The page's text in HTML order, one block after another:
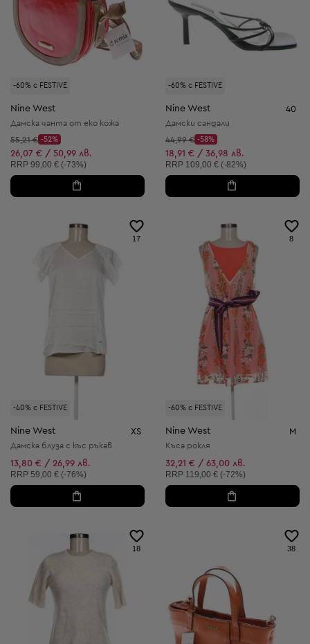
-60% с FESTIVE
Nine West
Дамска чанта от еко кожа
Начална цена:
55,21 €
Discount Price:
-52%
Намалена цена:
26,07 € / 50,99 лв.
Препоръчителна цена:
RRP 99,00 € (-73%)
-60% с FESTIVE
Nine West 40
Дамски сандали
Начална цена:
44,99 €
Discount Price:
-58%
Намалена цена:
18,91 € / 36,98 лв.
Препоръчителна цена:
RRP 109,00 € (-82%)
-40% с FESTIVE
17
Nine West XS
Дамска блуза с къс ръкав
13,80 € / 26,99 лв.
Препоръчителна цена:
RRP 59,00 € (-76%)
-60% с FESTIVE
8
Nine West M
Къса рокля
32,21 € / 63,00 лв.
Препоръчителна цена:
RRP 119,00 € (-72%)
18 38